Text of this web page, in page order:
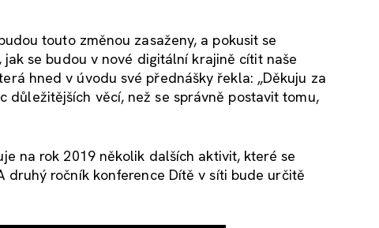
touto změnou zasaženy, a pokusit se
se budou v nové digitální krajině cítit naše
hned v úvodu své přednášky řekla: „Děkuju za
důležitějších věcí, než se správně postavit tomu,
na rok 2019 několik dalších aktivit, které se
ročník konference Dítě v síti bude určitě